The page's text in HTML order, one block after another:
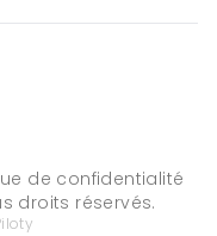
de confidentialité
droits réservés.